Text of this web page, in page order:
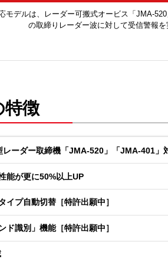
モデルは、レーダー可搬式オービス「JMA-
の取締りレーダー波に対して受信警報を
特徴
レーダー取締機「JMA-520」「JMA-401」
能が更に50%以上UP
イプ自動切替［特許出願中］
ド識別」機能［特許出願中］